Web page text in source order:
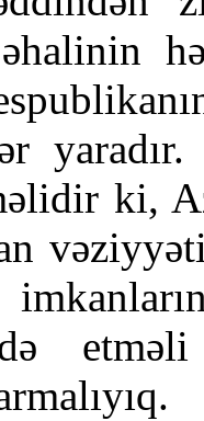
əhalinin
yaradır.
ki,